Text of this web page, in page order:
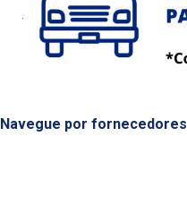
Navegue por fornecedores